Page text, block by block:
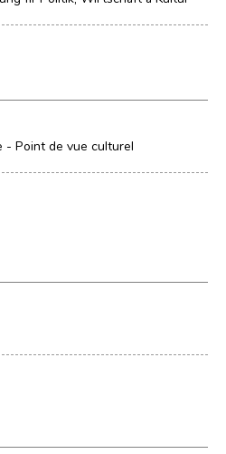
- Point de vue culturel